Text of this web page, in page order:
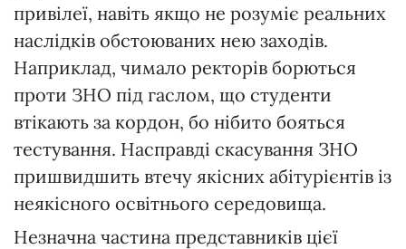
привілеї, навіть якщо не розуміє реальних
наслідків обстоюваних нею заходів.
Наприклад, чимало ректорів борються
проти ЗНО під гаслом, що студенти
втікають за кордон, бо нібито бояться
тестування. Насправді скасування ЗНО
пришвидшить втечу якісних абітурієнтів із
неякісного освітнього середовища.
Незначна частина представників цієї